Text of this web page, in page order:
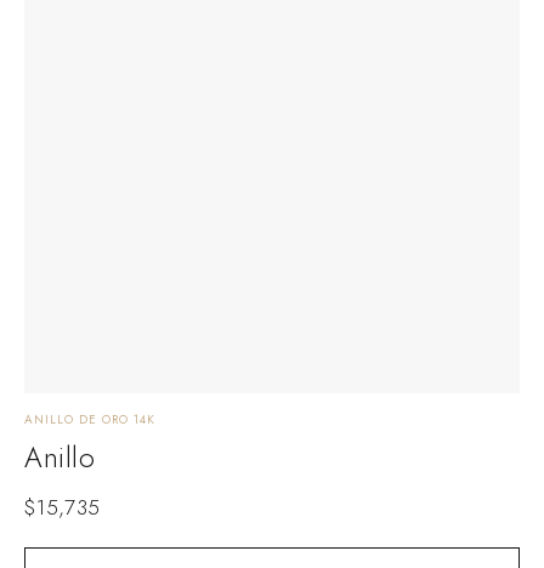
ANILLO DE ORO 14K
Anillo
$15,735